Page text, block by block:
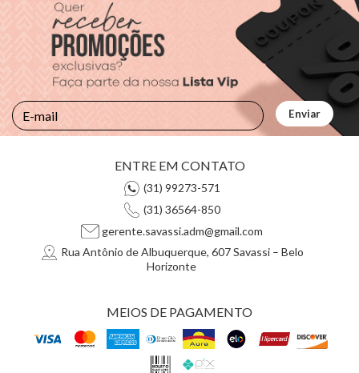
ENTRE EM CONTATO
(31) 99273-571
(31) 36564-850
gerente.savassi.adm@gmail.com
Rua Antônio de Albuquerque, 607 Savassi – Belo
Horizonte
MEIOS DE PAGAMENTO